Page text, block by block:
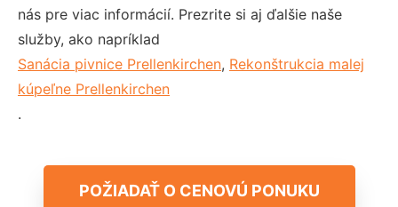
nás pre viac informácií. Prezrite si aj ďalšie naše
služby, ako napríklad
Sanácia pivnice Prellenkirchen, Rekonštrukcia malej
kúpeľne Prellenkirchen
.
POŽIADAŤ O CENOVÚ PONUKU